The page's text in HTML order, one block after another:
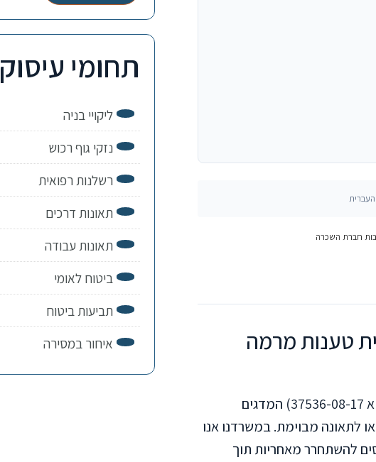
חברת השכרה
טענות מרמה
לאחרונה ניתן פסק דין בבית המשפט השלום בתל אביב-יפו (ת"א 37536-08-17) המדגים
לתאונה מבוימת. במשרדנו אנו
להשתחרר מאחריות תוך
תחומי עיסוק
ליקויי בניה
נזקי גוף רכוש
רשלנות רפואית
תאונות דרכים
תאונות עבודה
ביטוח לאומי
תביעות ביטוח
איחור במסירה